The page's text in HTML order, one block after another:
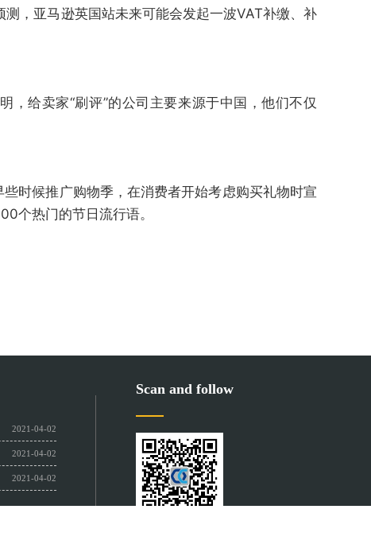
，亚马逊英国站未来可能会发起一波VAT补缴、补
给卖家“刷评”的公司主要来源于中国，他们不仅
时候推广购物季，在消费者开始考虑购买礼物时宣
个热门的节日流行语。
2021-04-02
2021-04-02
2021-04-02
Scan and follow